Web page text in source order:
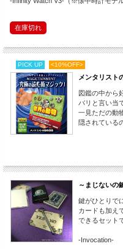
在庫切れ
PICK UP <10%OFF>
メンタリスト
図鑑の中から
バリと言い当
一見ただの動
隠されている
～まじないの
鍵がひとりで
カードも加え
できるセット
-Invocation-